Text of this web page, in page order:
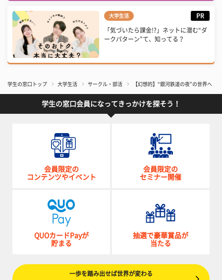
大学生活 PR
「気づいたら課金!?」ネットに潜む“ダ
ークパターン”て、知ってる？
学生の窓口トップ 大学生活 サークル・部活 【幻想的】“銀河鉄道の夜”の世界へ
学生の窓口会員になってきっかけを探そう！
会員限定の
コンテンツやイベント
会員限定の
セミナー開催
QUOカードPayが
貯まる
抽選で豪華賞品が
当たる
一歩を踏み出せば世界が変わる